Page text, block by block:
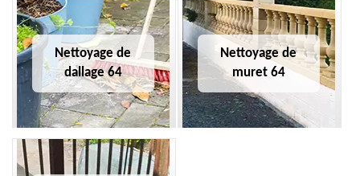
Nettoyage de
dallage 64
Nettoyage de
muret 64